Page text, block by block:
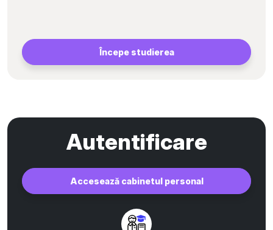
Începe studierea
Autentificare
Accesează cabinetul personal